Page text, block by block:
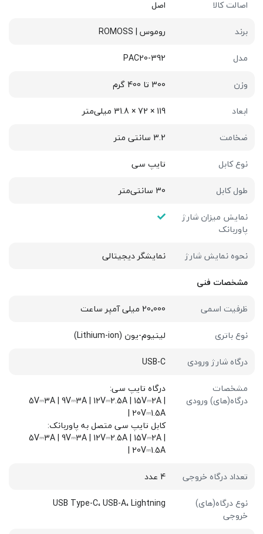
اصالت کالا
اصل
برند
روموس | ROMOSS
مدل
PAC20-392
وزن
300 تا 400 گرم
ابعاد
119 × 72 × 31.8 میلی‌متر
ضخامت
3.2 سانتی متر
نوع کابل
تایپ سی
طول کابل
30 سانتی‌متر
نمایش میزان شارژ
پاوربانک
نحوه نمایش شارژ
نمایشگر دیجیتالی
مشخصات فنی
ظرفیت اسمی
20،000 میلی آمپر ساعت
نوع باتری
لیتیوم-یون (Lithium-ion)
درگاه شارژ ورودی
USB-C
مشخصات
درگاه(های) ورودی
درگاه تایپ سی:
5V⎓3A | 9V⎓3A | 12V⎓2.5A | 15V⎓2A |
20V⎓1.5A |
کابل تایپ سی متصل به پاوربانک:
5V⎓3A | 9V⎓3A | 12V⎓2.5A | 15V⎓2A |
20V⎓1.5A |
تعداد درگاه خروجی
4 عدد
نوع درگاه(های)
خروجی
USB Type-C، USB-A، Lightning